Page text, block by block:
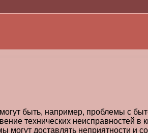
быть, например, проблемы с
технических неисправностей
доставлять неприятности и